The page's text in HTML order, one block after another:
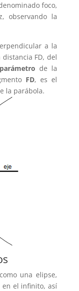
foco,
observando la
a la
distancia FD, del
parámetro de la
FD, es el
la parábola.
una elipse,
en el infinito, así